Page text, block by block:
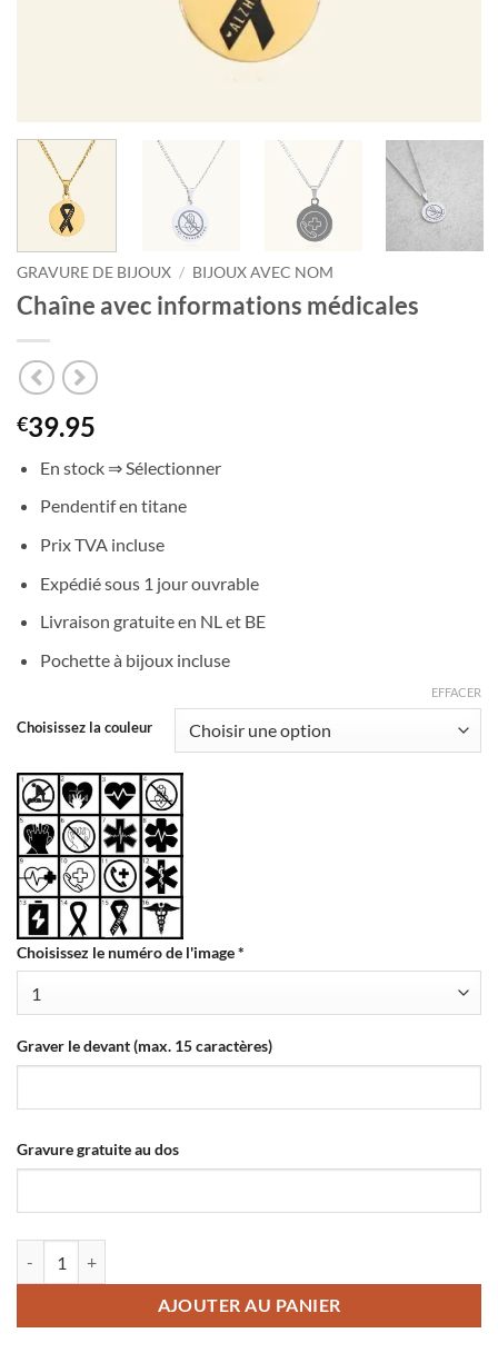
GRAVURE DE BIJOUX / BIJOUX AVEC NOM
Chaîne avec informations médicales
€39.95
En stock ⇒ Sélectionner
Pendentif en titane
Prix TVA incluse
Expédié sous 1 jour ouvrable
Livraison gratuite en NL et BE
Pochette à bijoux incluse
Choisissez la couleur
EFFACER
Choisissez le numéro de l'image*
Graver le devant (max. 15 caractères)
Gravure gratuite au dos
AJOUTER AU PANIER